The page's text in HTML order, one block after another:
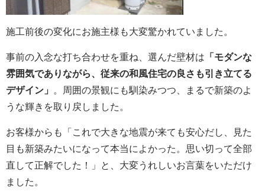
施工前後の変化にお施主様も大変驚かれていました。
事前の入念な打ち合わせを重ね、選んだ壁材は 「モダンな
雰囲気でありながら、従来の和風住宅の良さも引き立てる
デザイン」
。周囲の景観にも馴染みつつ、まるで新築のよ
うな輝きを取り戻しました。
お客様からも「これで大きな地震が来ても安心だし、見た
目も新築みたいになって本当によかった。思い切って全部
直して正解でした！」と、大変うれしいお言葉をいただけ
ました。